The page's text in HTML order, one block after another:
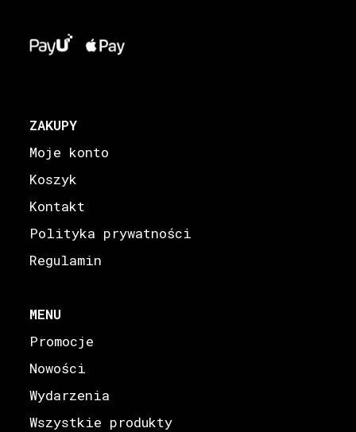
ZAKUPY
Moje konto
Koszyk
Kontakt
Polityka prywatności
Regulamin
MENU
Promocje
Nowości
Wydarzenia
Wszystkie produkty